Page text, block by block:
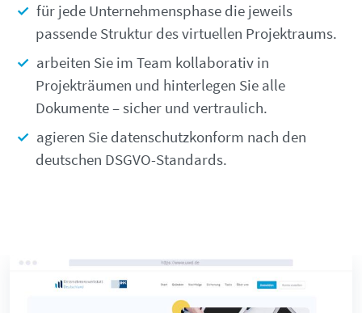
für jede Unternehmensphase die jeweils
passende Struktur des virtuellen Projektraums.
arbeiten Sie im Team kollaborativ in
Projekträumen und hinterlegen Sie alle
Dokumente – sicher und vertraulich.
agieren Sie datenschutzkonform nach den
deutschen DSGVO-Standards.